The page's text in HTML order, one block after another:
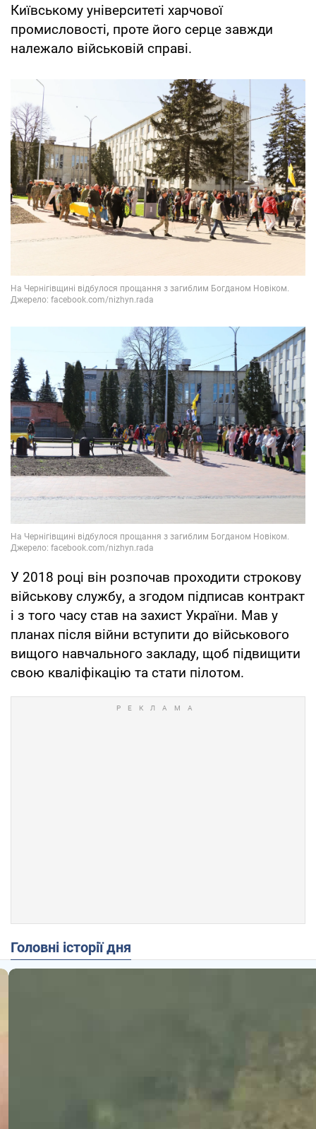
Київському університеті харчової
промисловості, проте його серце завжди
належало військовій справі.
У 2018 році він розпочав проходити строкову
військову службу, а згодом підписав контракт
і з того часу став на захист України. Мав у
планах після війни вступити до військового
вищого навчального закладу, щоб підвищити
свою кваліфікацію та стати пілотом.
Головні історії дня